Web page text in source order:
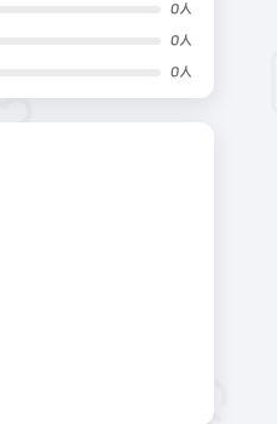
0人
0人
0人